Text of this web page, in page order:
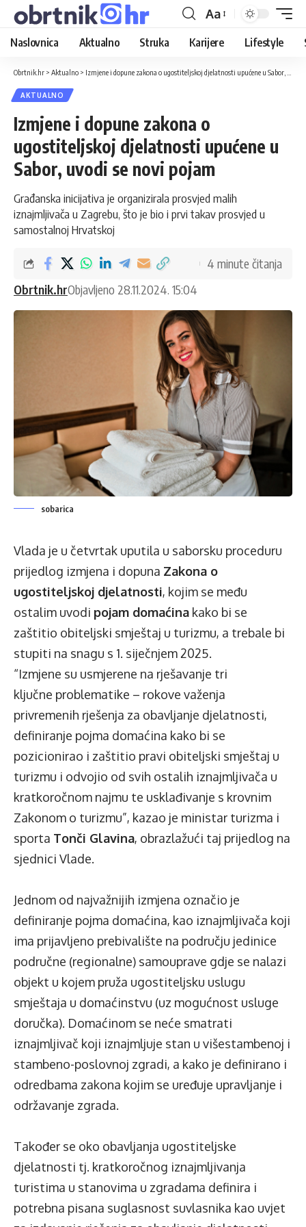
Aa
Naslovnica Aktualno Struka Karijere Lifestyle
Obrtnik.hr > Aktualno > Izmjene i dopune zakona o ugostiteljskoj djelatnosti upućene u Sabor, uvodi se novi pojam
AKTUALNO
Izmjene i dopune zakona o
ugostiteljskoj djelatnosti upućene u
Sabor, uvodi se novi pojam
Građanska inicijativa je organizirala prosvjed malih
iznajmljivača u Zagrebu, što je bio i prvi takav prosvjed u
samostalnoj Hrvatskoj
Obrtnik.hrObjavljeno 28.11.2024. 15:04
4 minute čitanja
sobarica
Vlada je u četvrtak uputila u saborsku proceduru
prijedlog izmjena i dopuna Zakona o
ugostiteljskoj djelatnosti, kojim se među
ostalim uvodi pojam domaćina kako bi se
zaštitio obiteljski smještaj u turizmu, a trebale bi
stupiti na snagu s 1. siječnjem 2025.
“Izmjene su usmjerene na rješavanje tri
ključne problematike – rokove važenja
privremenih rješenja za obavljanje djelatnosti,
definiranje pojma domaćina kako bi se
pozicionirao i zaštitio pravi obiteljski smještaj u
turizmu i odvojio od svih ostalih iznajmljivača u
kratkoročnom najmu te usklađivanje s krovnim
Zakonom o turizmu”, kazao je ministar turizma i
sporta Tonči Glavina, obrazlažući taj prijedlog na
sjednici Vlade.
Jednom od najvažnijih izmjena označio je
definiranje pojma domaćina, kao iznajmljivača koji
ima prijavljeno prebivalište na području jedinice
područne (regionalne) samouprave gdje se nalazi
objekt u kojem pruža ugostiteljsku uslugu
smještaja u domaćinstvu (uz mogućnost usluge
doručka). Domaćinom se neće smatrati
iznajmljivač koji iznajmljuje stan u višestambenoj i
stambeno-poslovnoj zgradi, a kako je definirano i
odredbama zakona kojim se uređuje upravljanje i
održavanje zgrada.
Također se oko obavljanja ugostiteljske
djelatnosti tj. kratkoročnog iznajmljivanja
turistima u stanovima u zgradama definira i
potrebna pisana suglasnost suvlasnika kao uvjet